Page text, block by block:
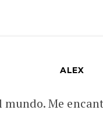
ALEX
mundo. Me